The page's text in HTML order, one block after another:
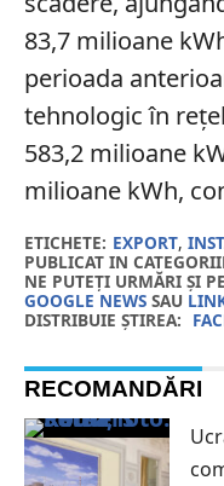
83,7 milioane
perioada
tehnologic în
583,2 milioane
milioane kWh,
ETICHETE: EXPORT,
PUBLICAT IN
NE PUTEȚI URMĂRI ȘI PE
GOOGLE NEWSSAU
DISTRIBUIE ȘTIREA:
RECOMANDĂRI